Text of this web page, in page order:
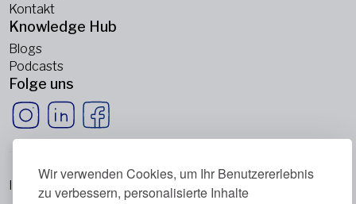
Wir verwenden Cookies, um Ihr Benutzererlebnis
zu verbessern, personalisierte Inhalte
Kontakt
Knowledge Hub
Blogs
Podcasts
Folge uns
Impressum